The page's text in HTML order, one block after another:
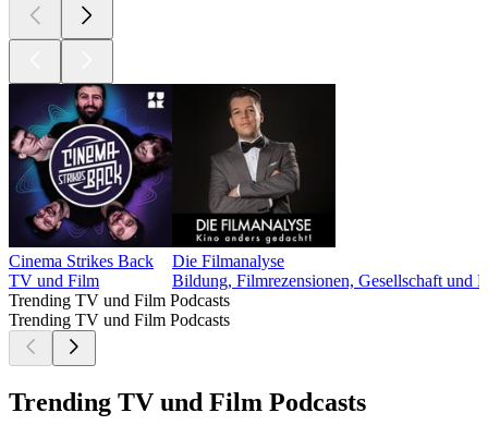
Cinema Strikes Back
TV und Film
Die Filmanalyse
Bildung, Filmrezensionen, Gesellschaft und
Trending TV und Film Podcasts
Trending TV und Film Podcasts
Trending TV und Film Podcasts